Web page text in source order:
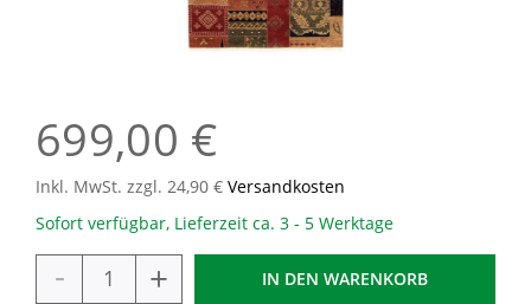
699,00 €
Inkl. MwSt. zzgl. 24,90 € Versandkosten
Sofort verfügbar, Lieferzeit ca. 3 - 5 Werktage
- + IN DEN WARENKORB